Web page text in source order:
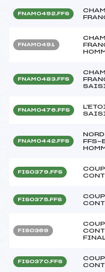
FNAM0492.FFS
FNAM0491
FNAM0483.FFS
FNAM0476.FFS
FNAM0442.FFS
FFS-
FIS0379.FFS
FIS0375.FFS
FIS0369
FIS0370.FFS